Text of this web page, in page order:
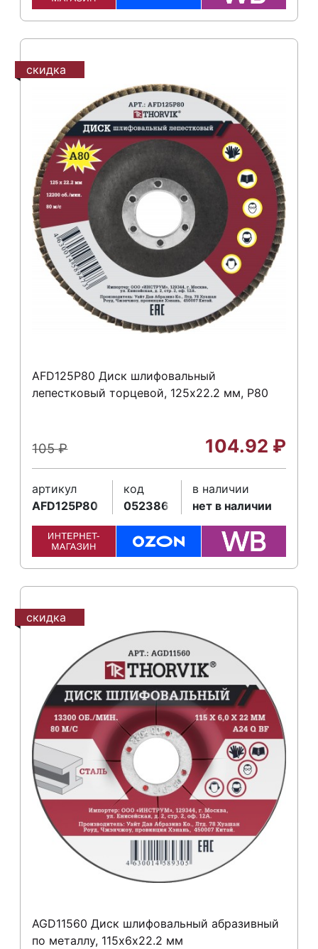
скидка
AFD125P80 Диск шлифовальный
лепестковый торцевой, 125х22.2 мм, Р80
105₽ 104.92 ₽
артикул
AFD125P80
код
052386
в наличии
нет в наличии
скидка
AGD11560 Диск шлифовальный абразивный
по металлу, 115х6х22.2 мм